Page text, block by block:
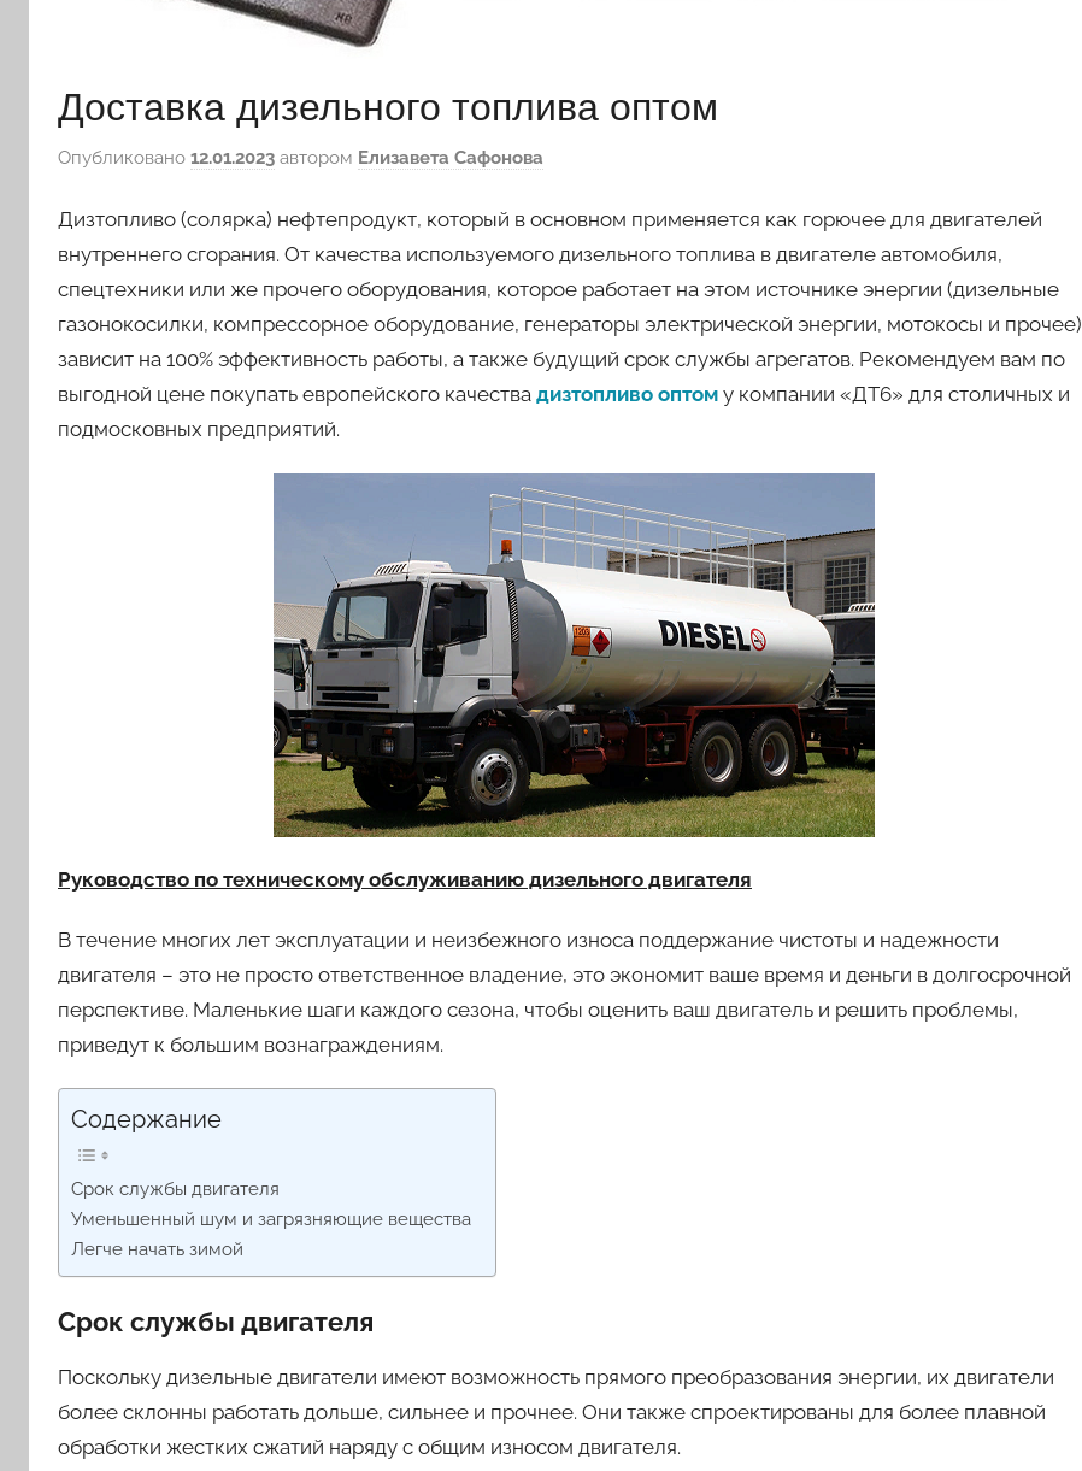
Доставка дизельного топлива оптом
Опубликовано 12.01.2023 автором Елизавета Сафонова
Дизтопливо (солярка) нефтепродукт, который в основном применяется как горючее для двигателей
внутреннего сгорания. От качества используемого дизельного топлива в двигателе автомобиля,
спецтехники или же прочего оборудования, которое работает на этом источнике энергии (дизельные
газонокосилки, компрессорное оборудование, генераторы электрической энергии, мотокосы и прочее)
зависит на 100% эффективность работы, а также будущий срок службы агрегатов. Рекомендуем вам по
выгодной цене покупать европейского качества дизтопливо оптом у компании «ДТ6» для столичных и
подмосковных предприятий.
Руководство по техническому обслуживанию дизельного двигателя
В течение многих лет эксплуатации и неизбежного износа поддержание чистоты и надежности
двигателя – это не просто ответственное владение, это экономит ваше время и деньги в долгосрочной
перспективе. Маленькие шаги каждого сезона, чтобы оценить ваш двигатель и решить проблемы,
приведут к большим вознаграждениям.
Содержание
Срок службы двигателя
Уменьшенный шум и загрязняющие вещества
Легче начать зимой
Срок службы двигателя
Поскольку дизельные двигатели имеют возможность прямого преобразования энергии, их двигатели
более склонны работать дольше, сильнее и прочнее. Они также спроектированы для более плавной
обработки жестких сжатий наряду с общим износом двигателя.